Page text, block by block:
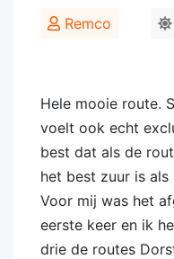
Remco
Hele mooie route.
voelt ook echt
best dat als de
het best zuur is
Voor mij was het
eerste keer en ik
drie de routes